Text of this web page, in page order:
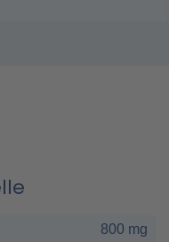
800 mg